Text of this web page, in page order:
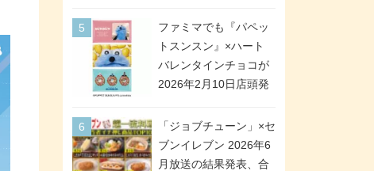
ペーンが2026年5月26
日スタート。浴衣＆た
ぬき・キツネ姿のスレ
ッタ / ミオリネ / グエ
号・5号) / シャディク
が全6種のクリアスタン
ドになって登場!
ファミマでも『パペッ
トスンスン』×ハート
バレンタインチョコが
2026年2月10日店頭発
チョコ」「チョコ缶」
「ツインギフト」が登
場
「ジョブチューン」×セ
ブンイレブン 2026年6
月放送の結果発表、合